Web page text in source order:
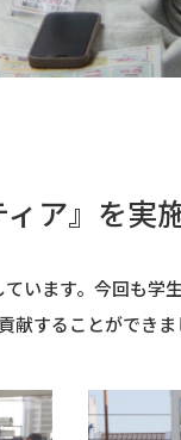
ア』を実
います。今回も学
することができま